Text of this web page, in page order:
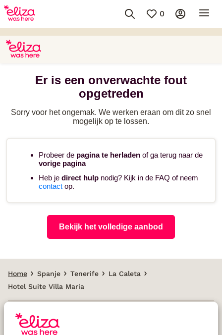
0
Er is een onverwachte fout
opgetreden
Sorry voor het ongemak. We werken eraan om dit zo snel
mogelijk op te lossen.
Probeer de pagina te herladen of ga terug naar de
vorige pagina
Heb je direct hulp nodig? Kijk in de FAQ of neem
contact op.
Bekijk het volledige aanbod
Home Spanje Tenerife
La Caleta
Hotel Suite Villa Maria